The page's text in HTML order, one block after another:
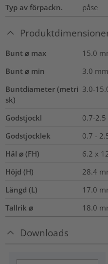
Typ av förpackn. påse
Bunt ⌀ max 15.0
Bunt ⌀ min
3.0 mm
Buntdiameter (metri
sk)
3.0-
Godstjockl 0.7-2.5
Godstjocklek
0.7 -
Hål ⌀ (FH)
6.2 x
Höjd (H)
28.4
Längd (L)
17.0
Tallrik ⌀
18.0
Downloads